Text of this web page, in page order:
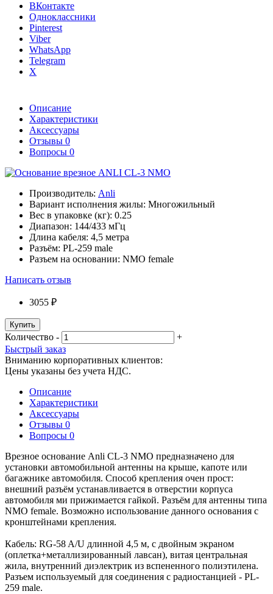
ВКонтакте
Одноклассники
Pinterest
Viber
WhatsApp
Telegram
X
Описание
Характеристики
Аксессуары
Отзывы 0
Вопросы 0
Производитель: Anli
Вариант исполнения жилы: Многожильный
Вес в упаковке (кг): 0.25
Диапазон: 144/433 мГц
Длина кабеля: 4,5 метра
Разъём: PL-259 male
Разъем на основании: NMO female
Написать отзыв
3055 ₽
Купить
Количество -
+
Быстрый заказ
Вниманию корпоративных клиентов:
Цены указаны без учета НДС.
Описание
Характеристики
Аксессуары
Отзывы 0
Вопросы 0
Врезное основание Anli CL-3 NMO предназначено для
установки автомобильной антенны на крыше, капоте или
багажнике автомобиля. Способ крепления очен прост:
внешний разъём устанавливается в отверстии корпуса
автомобиля ми прижимается гайкой. Разъём для антенны типа
NMO female. Возможно использование данного основания с
кронштейнами крепления.
Кабель: RG-58 A/U длинной 4,5 м, с двойным экраном
(оплетка+металлизированный лавсан), витая центральная
жила, внутренний диэлектрик из вспененного полиэтилена.
Разъем используемый для соединения с радиостанцией - PL-
259 male.